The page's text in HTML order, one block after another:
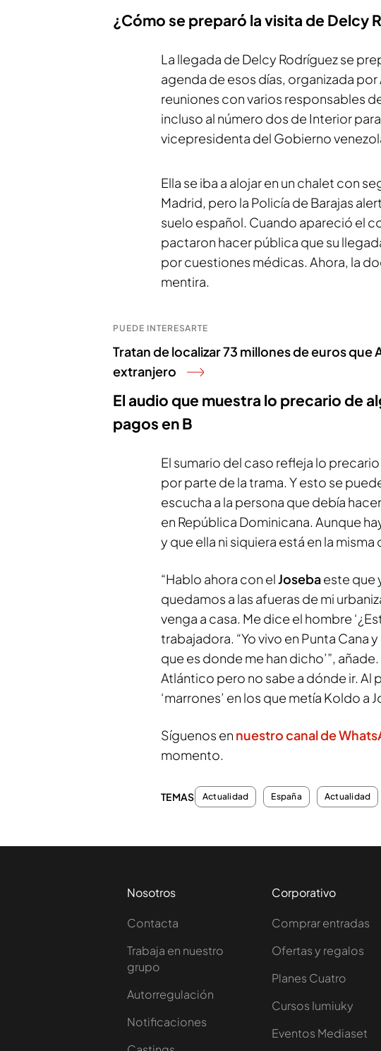
¿Cómo se preparó la visita de Delcy
La llegada de Delcy Rodríguez se
agenda de esos días, organizada
reuniones con varios responsables
incluso al número dos de Interior
vicepresidenta del Gobierno
Ella se iba a alojar en un chalet con
Madrid, pero la Policía de Barajas
suelo español. Cuando apareció el
pactaron hacer pública que su
por cuestiones médicas. Ahora, la
mentira.
PUEDE INTERESARTE
Tratan de localizar 73 millones de euros que
extranjero
El audio que muestra lo precario de
pagos en B
El sumario del caso refleja lo
por parte de la trama. Y esto se
escucha a la persona que debía
en República Dominicana. Aunque
y que ella ni siquiera está en la misma
“Hablo ahora con elJosebaeste que
quedamos a las afueras de mi
venga a casa. Me dice el hombre
trabajadora. “Yo vivo en Punta Cana
que es donde me han dicho’”,
Atlántico pero no sabe a dónde ir. Al
‘marrones’ en los que metía Koldo a
Síguenos en nuestro canal de
momento.
TEMAS Actualidad España Actualidad
Nosotros
Contacta
Trabaja en nuestro
grupo
Autorregulación
Notificaciones
Corporativo
Comprar entradas
Ofertas y regalos
Planes Cuatro
Cursos Iumiuky
Eventos Mediaset